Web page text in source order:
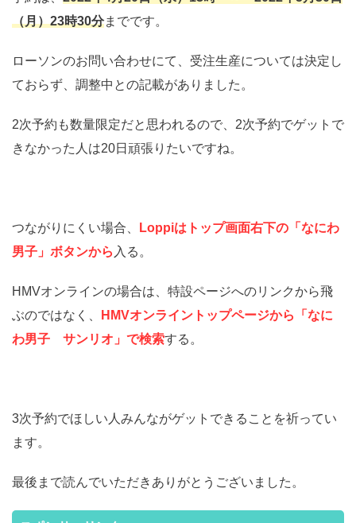
（月）23時30分までです。
ローソンのお問い合わせにて、受注生産については決定し
ておらず、調整中との記載がありました。
2次予約も数量限定だと思われるので、2次予約でゲットで
きなかった人は20日頑張りたいですね。
つながりにくい場合、
Loppiはトップ画面右下の「なにわ
男子」ボタンから 入る。
HMVオンラインの場合は、特設ページへのリンクから飛
ぶのではなく、
HMVオンライントップページから「なに
わ男子 サンリオ」で検索する。
3次予約でほしい人みんながゲットできることを祈ってい
ます。
最後まで読んでいただきありがとうございました。